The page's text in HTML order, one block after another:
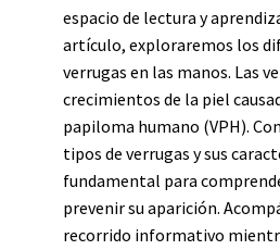
espacio de lectura y
artículo, exploraremos los
verrugas en las manos. Las
crecimientos de la piel
papiloma humano (VPH).
tipos de verrugas y sus
fundamental para
prevenir su aparición.
recorrido informativo